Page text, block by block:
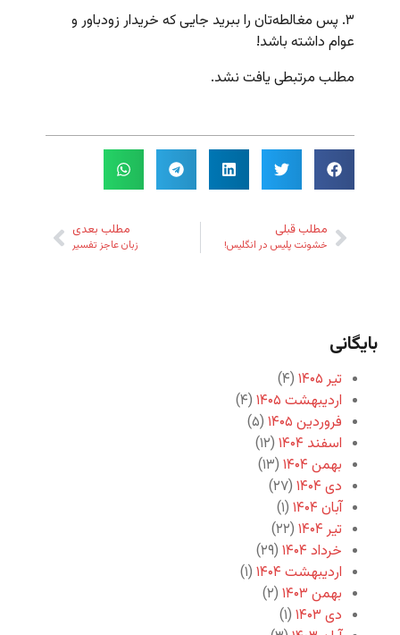
۳. پس مغالطه‌تان را ببرید جایی که خریدار زودباور و
عوام داشته باشد!
مطلب مرتبطی یافت نشد.
مطلب قبلی
خشونت پلیس در انگلیس!
مطلب بعدی
زبان عاجز تفسیر
بایگانی
تیر ۱۴۰۵
(۴)
اردیبهشت ۱۴۰۵
(۴)
فروردین ۱۴۰۵
(۵)
اسفند ۱۴۰۴
(۱۲)
بهمن ۱۴۰۴
(۱۳)
دی ۱۴۰۴
(۲۷)
آبان ۱۴۰۴
(۱)
تیر ۱۴۰۴
(۲۲)
خرداد ۱۴۰۴
(۲۹)
اردیبهشت ۱۴۰۴
(۱)
بهمن ۱۴۰۳
(۲)
دی ۱۴۰۳
(۱)